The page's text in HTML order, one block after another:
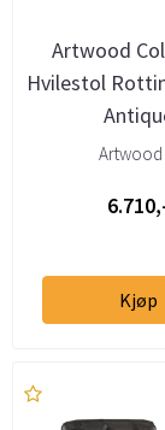
Artwood
Hvilestol
Artwood
Kjøp